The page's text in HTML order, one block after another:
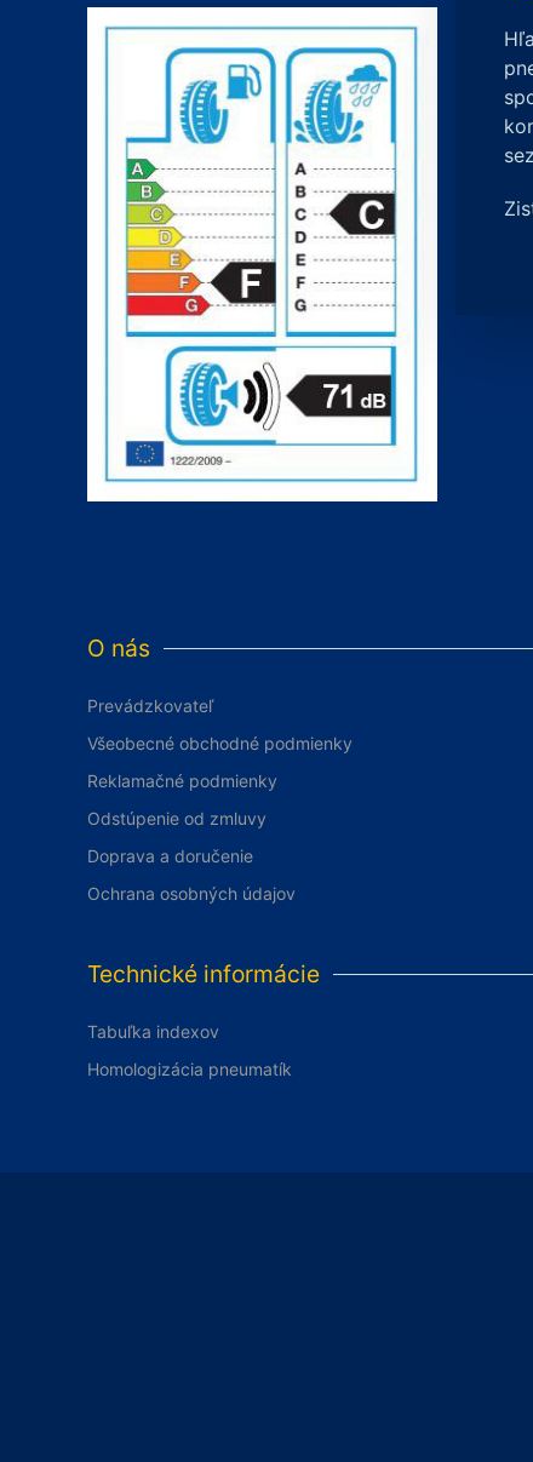
O nás
Prevádzkovateľ
Všeobecné obchodné podmienky
Reklamačné podmienky
Odstúpenie od zmluvy
Doprava a doručenie
Ochrana osobných údajov
Technické informácie
Tabuľka indexov
Homologizácia pneumatík